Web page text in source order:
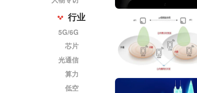
行业
5G/6G
芯片
光通信
算力
低空